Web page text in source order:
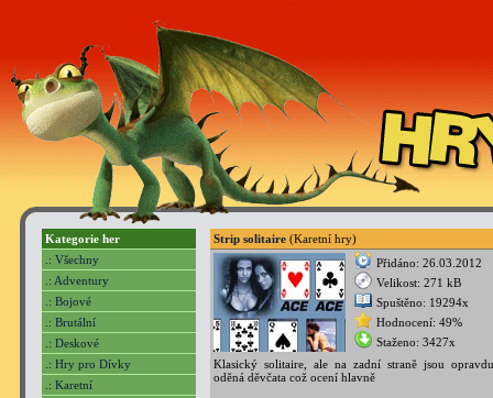
Kategorie her
.: Všechny
.: Adventury
.: Bojové
.: Brutální
.: Deskové
.: Hry pro Dívky
.: Karetní
Strip solitaire (Karetní hry)
Přidáno: 26.03.2012
Velikost: 271 kB
Spuštěno: 19294x
Hodnocení: 49%
Staženo: 3427x
Klasický solitaire, ale na zadní straně jsou
oděná děvčata což ocení hlavně